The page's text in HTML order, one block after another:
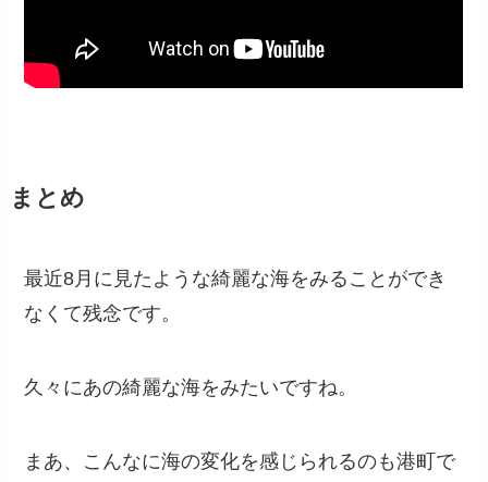
まとめ
最近8月に見たような綺麗な海をみることができ
なくて残念です。
久々にあの綺麗な海をみたいですね。
まあ、こんなに海の変化を感じられるのも港町で